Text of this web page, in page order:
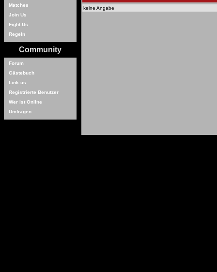
Matches
Join Us
Fight Us
Regeln
Community
Forum
Gästebuch
Link us
Registrierte Benutzer
Wer ist Online
Umfragen
keine Angabe